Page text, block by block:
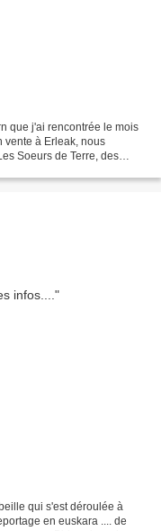
que j'ai rencontrée le mois
vente à Erleak, nous
Soeurs de Terre, des
qui s'est déroulée à
en euskara .... de